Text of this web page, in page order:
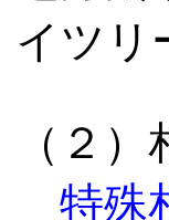
イツリ
（２
特殊